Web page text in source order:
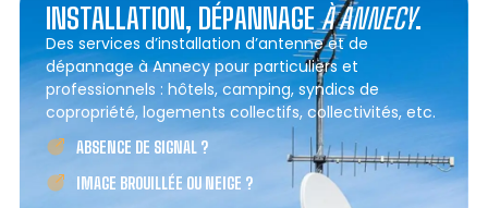
INSTALLATION, DÉPANNAGEÀ ANNECY.
Des services d’installation d’antenne et de
dépannage à Annecy pour particuliers et
professionnels : hôtels, camping, syndics de
copropriété, logements collectifs, collectivités, etc.
ABSENCE DE SIGNAL ?
IMAGE BROUILLÉE OU NEIGE ?